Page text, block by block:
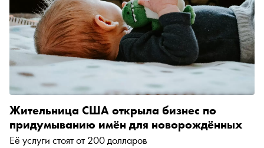
Жительница США открыла бизнес по
придумыванию имён для новорождённых
Её услуги стоят от 200 долларов